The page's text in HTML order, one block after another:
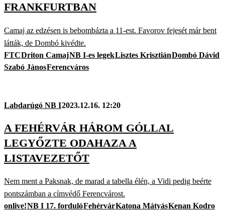
FRANKFURTBAN
Camaj az edzésen is bebombázta a 11-est. Favorov fejesét már bent
látták, de Dombó kivédte.
FTCDriton CamajNB I-es legekLisztes KrisztiánDombó Dávid
Szabó JánosFerencváros
Labdarúgó NB I2023.12.16. 12:20
A FEHÉRVÁR HÁROM GÓLLAL
LEGYŐZTE ODAHAZA A
LISTAVEZETŐT
Nem ment a Paksnak, de marad a tabella élén, a Vidi pedig beérte
pontszámban a címvédő Ferencvárost.
onlive!NB I 17. fordulóFehérvárKatona MátyásKenan Kodro